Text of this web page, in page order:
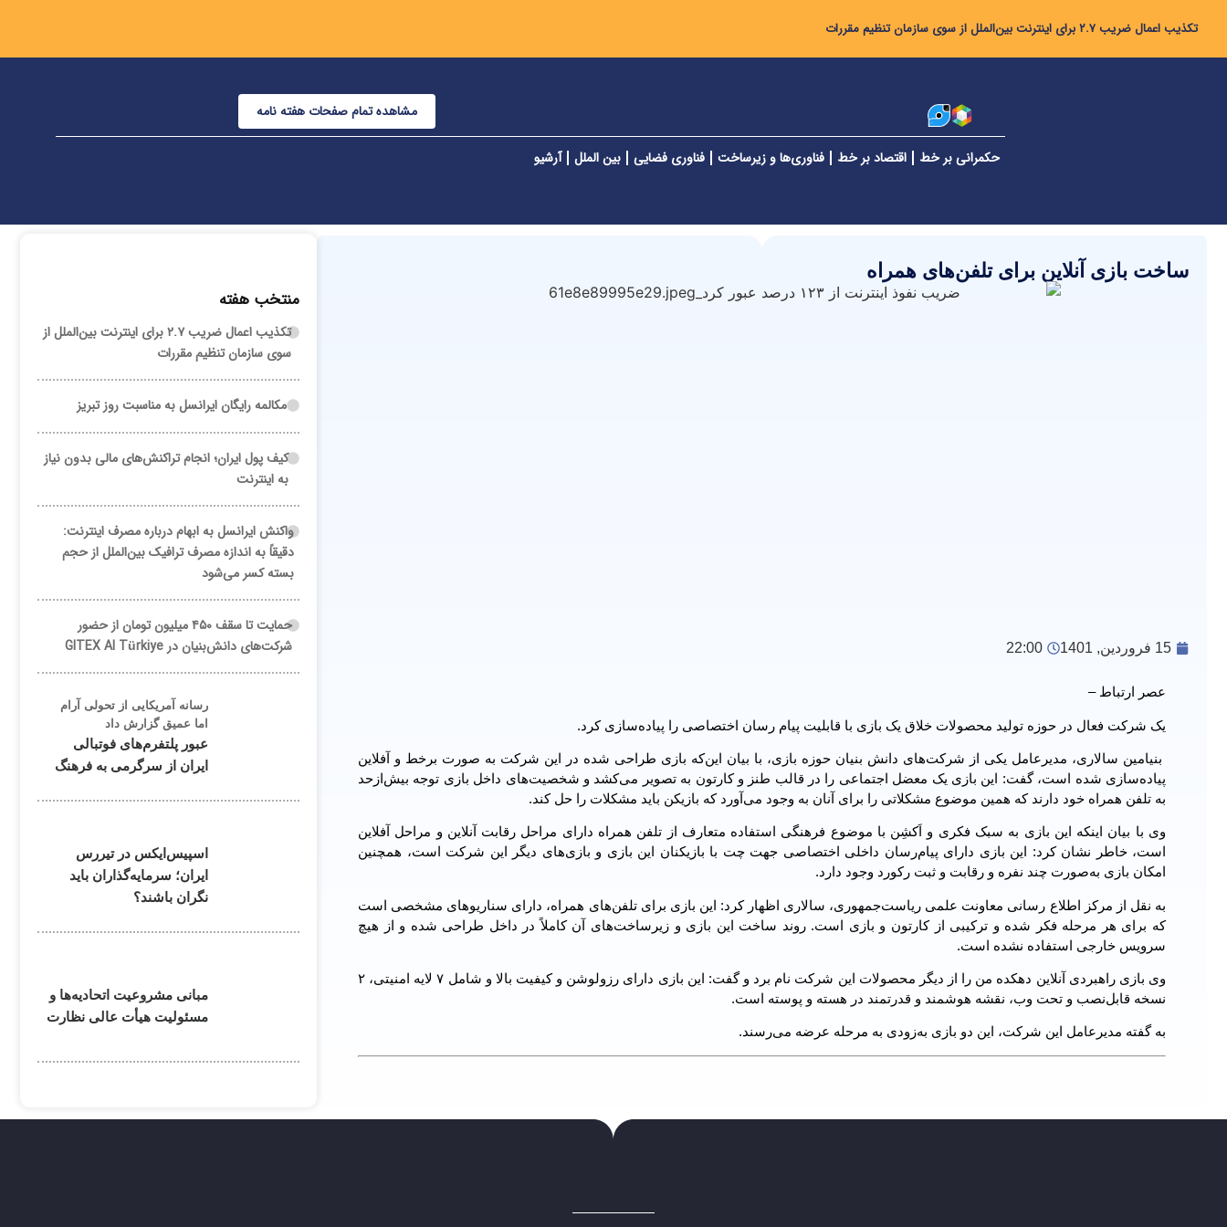
تکذیب اعمال ضریب ۲.۷ برای اینترنت بین‌الملل از سوی سازمان تنظیم مقررات
مشاهده تمام صفحات هفته نامه
حکمرانی بر خط اقتصاد بر خط فناوری‌ها و زیرساخت فناوری فضایی بین الملل آرشیو
ساخت بازی آنلاین برای تلفن‌های همراه
15 فروردین, 1401 22:00
عصر ارتباط –
یک شرکت فعال در حوزه تولید محصولات خلاق یک بازی با قابلیت پیام رسان اختصاصی را پیاده‌سازی کرد.
بنیامین سالاری، مدیرعامل یکی از شرکت‌های دانش بنیان حوزه بازی، با بیان این‌که بازی طراحی شده در این شرکت به صورت برخط و آفلاین
پیاده‌سازی شده است، گفت: این بازی یک معضل اجتماعی را در قالب طنز و کارتون به تصویر می‌کشد و شخصیت‌های داخل بازی توجه بیش‌ازحد
به تلفن همراه خود دارند که همین موضوع مشکلاتی را برای آنان به وجود می‌آورد که بازیکن باید مشکلات را حل کند.
وی با بیان اینکه این بازی به سبک‌ فکری و اَکشِن با موضوع فرهنگی استفاده متعارف از تلفن همراه دارای مراحل رقابت آنلاین و مراحل آفلاین
است، خاطر نشان کرد: این بازی دارای پیام‌رسان داخلی اختصاصی جهت چت با بازیکنان این بازی و بازی‌های دیگر این شرکت است، همچنین
امکان بازی به‌صورت چند نفره و رقابت و ثبت رکورد وجود دارد.
به نقل از مرکز اطلاع رسانی معاونت علمی ریاست‌جمهوری، سالاری اظهار کرد: این بازی برای تلفن‌های همراه، دارای سناریوهای مشخصی است
که برای هر مرحله فکر شده و ترکیبی از کارتون و بازی است. روند ساخت این بازی و زیرساخت‌های آن کاملاً در داخل طراحی شده و از هیچ
سرویس خارجی استفاده نشده است.
وی بازی راهبردی آنلاین دهکده من را از دیگر محصولات این شرکت نام برد و گفت: این بازی دارای رزولوشن و کیفیت بالا و شامل ۷ لایه امنیتی، ۲
نسخه قابل‌نصب و تحت وب، نقشه هوشمند و قدرتمند در هسته و پوسته است.
به گفته مدیرعامل این شرکت، این دو بازی به‌زودی به مرحله عرضه می‌رسند.
منتخب هفته
تکذیب اعمال ضریب ۲.۷ برای اینترنت بین‌الملل از
سوی سازمان تنظیم مقررات
مکالمه رایگان ایرانسل به مناسبت روز تبریز
کیف پول ایران؛ انجام تراکنش‌های مالی بدون نیاز
به اینترنت
واکنش ایرانسل به ابهام درباره مصرف اینترنت:
دقیقاً به اندازه مصرف ترافیک بین‌الملل از حجم
بسته کسر می‌شود
حمایت تا سقف ۴۵۰ میلیون تومان از حضور
شرکت‌های دانش‌بنیان در GITEX AI Türkiye
رسانه آمریکایی از تحولی آرام
اما عمیق گزارش داد
عبور پلتفرم‌های فوتبالی
ایران از سرگرمی به فرهنگ
اسپیس‌ایکس در تیررس
ایران؛ سرمایه‌گذاران باید
نگران باشند؟
مبانی مشروعیت اتحادیه‌ها و
مسئولیت هیأت عالی نظارت